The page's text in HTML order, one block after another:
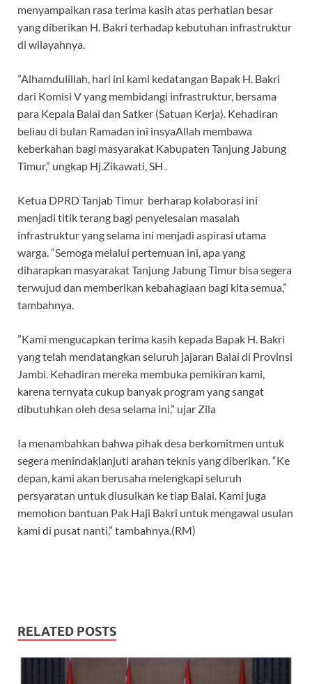
menyampaikan rasa terima kasih atas perhatian besar
yang diberikan H. Bakri terhadap kebutuhan infrastruktur
di wilayahnya.
‎”Alhamdulillah, hari ini kami kedatangan Bapak H. Bakri
dari Komisi V yang membidangi infrastruktur, bersama
para Kepala Balai dan Satker (Satuan Kerja). Kehadiran
beliau di bulan Ramadan ini insyaAllah membawa
keberkahan bagi masyarakat Kabupaten Tanjung Jabung
Timur,” ungkap Hj.Zikawati, SH .
‎Ketua DPRD Tanjab Timur berharap kolaborasi ini
menjadi titik terang bagi penyelesaian masalah
infrastruktur yang selama ini menjadi aspirasi utama
warga. “Semoga melalui pertemuan ini, apa yang
diharapkan masyarakat Tanjung Jabung Timur bisa segera
terwujud dan memberikan kebahagiaan bagi kita semua,”
tambahnya.
‎”Kami mengucapkan terima kasih kepada Bapak H. Bakri
yang telah mendatangkan seluruh jajaran Balai di Provinsi
Jambi. Kehadiran mereka membuka pemikiran kami,
karena ternyata cukup banyak program yang sangat
dibutuhkan oleh desa selama ini,” ujar Zila
‎Ia menambahkan bahwa pihak desa berkomitmen untuk
segera menindaklanjuti arahan teknis yang diberikan. “Ke
depan, kami akan berusaha melengkapi seluruh
persyaratan untuk diusulkan ke tiap Balai. Kami juga
memohon bantuan Pak Haji Bakri untuk mengawal usulan
kami di pusat nanti,” tambahnya.(RM)
RELATED POSTS